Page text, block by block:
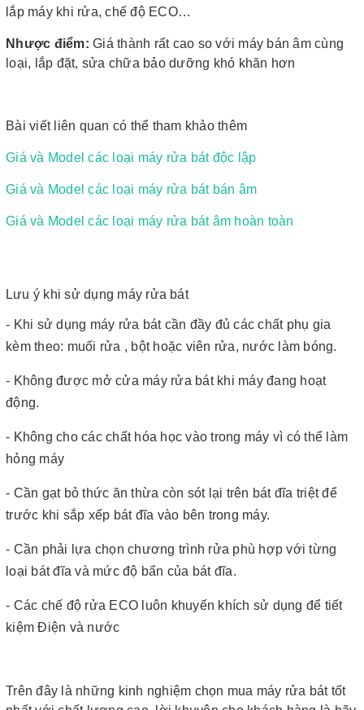
lắp máy khi rửa, chế độ ECO…
Nhược điểm: Giá thành rất cao so với máy bán âm cùng
loại, lắp đặt, sửa chữa bảo dưỡng khó khăn hơn
Bài viết liên quan có thể tham khảo thêm
Giá và Model các loại máy rửa bát độc lập
Giá và Model các loại máy rửa bát bán âm
Giá và Model các loại máy rửa bát âm hoàn toàn
Lưu ý khi sử dụng máy rửa bát
- Khi sử dụng máy rửa bát cần đầy đủ các chất phụ gia
kèm theo: muối rửa , bột hoặc viên rửa, nước làm bóng.
- Không được mở cửa máy rửa bát khi máy đang hoạt
động.
- Không cho các chất hóa học vào trong máy vì có thể làm
hỏng máy
- Cần gạt bỏ thức ăn thừa còn sót lại trên bát đĩa triệt để
trước khi sắp xếp bát đĩa vào bên trong máy.
- Cần phải lựa chọn chương trình rửa phù hợp với từng
loại bát đĩa và mức độ bẩn của bát đĩa.
- Các chế độ rửa ECO luôn khuyến khích sử dụng để tiết
kiệm Điện và nước
Trên đây là những kinh nghiệm chọn mua máy rửa bát tốt